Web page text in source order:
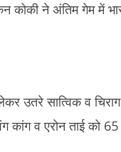
कोकी ने अंतिम गेम में
उतरे सात्विक व
कांग व एरोन ताई को